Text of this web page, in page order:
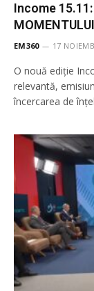
Income 15.11:
MOMENTULUI
EM360 17
O nouă ediție
relevantă,
încercarea de